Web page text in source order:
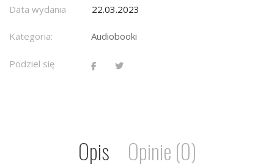
Data wydania 22.03.2023
Kategoria: Audiobooki
Podziel się
Opis Opinie (0)